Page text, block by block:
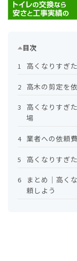
目次
1 高くなりすぎ
2 高木の剪定を
3
高くなりすぎ
場
4 業者への依頼
5 高くなりすぎ
6
まとめ｜高く
頼しよう